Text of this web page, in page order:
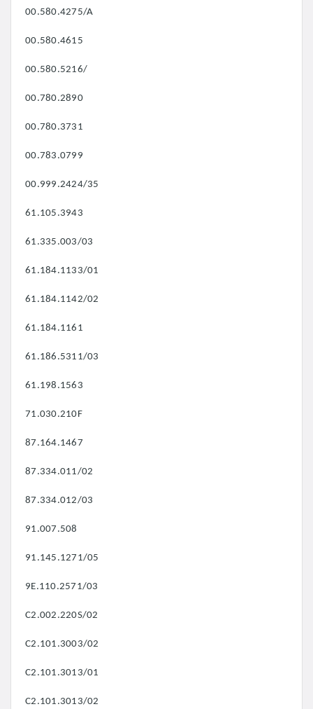
00.580.4275/A
00.580.4615
00.580.5216/
00.780.2890
00.780.3731
00.783.0799
00.999.2424/35
61.105.3943
61.335.003/03
61.184.1133/01
61.184.1142/02
61.184.1161
61.186.5311/03
61.198.1563
71.030.210F
87.164.1467
87.334.011/02
87.334.012/03
91.007.508
91.145.1271/05
9E.110.2571/03
C2.002.220S/02
C2.101.3003/02
C2.101.3013/01
C2.101.3013/02